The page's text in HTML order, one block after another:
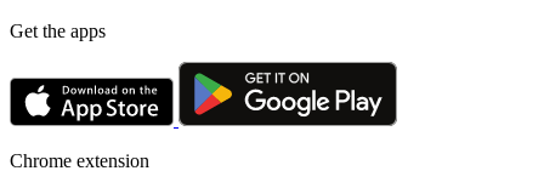
Get the apps
Chrome extension